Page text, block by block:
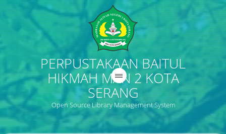
PERPUSTAKAAN BAITUL
HIKMAH MAN 2 KOTA
SERANG
Open Source Library Management System